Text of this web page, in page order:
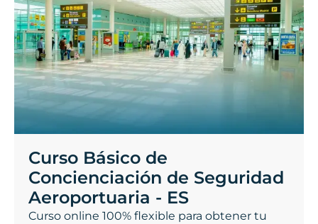
Curso Básico de
Concienciación de Seguridad
Aeroportuaria - ES
Curso online 100% flexible para obtener tu